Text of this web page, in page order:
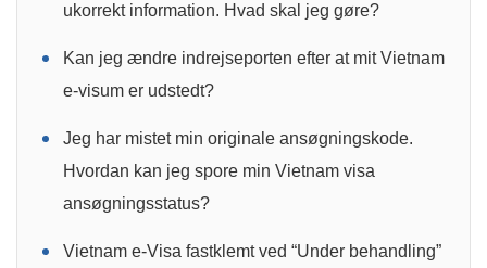
ukorrekt information. Hvad skal jeg gøre?
Kan jeg ændre indrejseporten efter at mit Vietnam
e-visum er udstedt?
Jeg har mistet min originale ansøgningskode.
Hvordan kan jeg spore min Vietnam visa
ansøgningsstatus?
Vietnam e-Visa fastklemt ved “Under behandling”